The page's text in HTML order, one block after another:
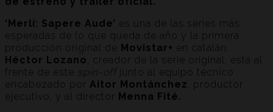
‘Merlí: Sapere Aude’ es una de las series más
esperadas de lo que queda de año y la primera
producción original de Movistar+ en catalán.
Héctor Lozano, creador de la serie original, está al
frente de este spin-off junto al equipo técnico
encabezado por Aitor Montánchez, productor
ejecutivo, y al director Menna Fité.